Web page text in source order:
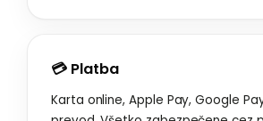
💳 Platba
Karta online, Apple Pay, Google